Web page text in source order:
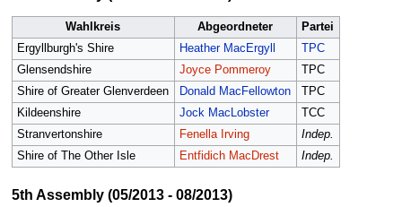
Wahlkreis Abgeordneter
Partei
Ergyllburgh's Shire
Heather MacErgyll
TPC
Glensendshire
Joyce Pommeroy
TPC
Shire of Greater Glenverdeen
Donald MacFellowton
TPC
Kildeenshire
Jock MacLobster
TCC
Stranvertonshire
Fenella Irving
Indep.
Shire of The Other Isle
Entfidich MacDrest Indep.
5th Assembly (05/2013 - 08/2013)